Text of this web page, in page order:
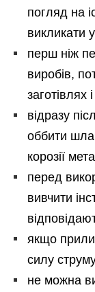
погляд на
викликати
перш ніж
виробів,
заготівлях
відразу
оббити
корозії
перед
вивчити
якщо
силу
не можна